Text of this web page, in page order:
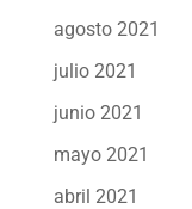
agosto 2021
julio 2021
junio 2021
mayo 2021
abril 2021